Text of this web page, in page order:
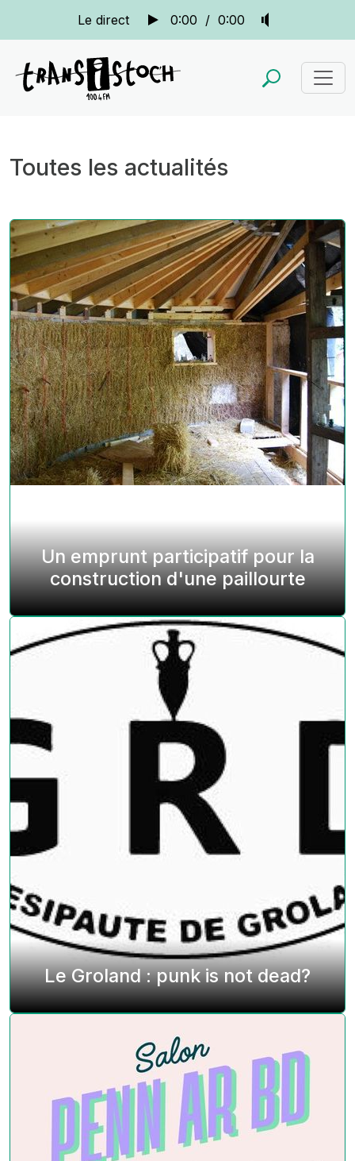
Le direct 0:00 / 0:00
Toutes les actualités
Un emprunt participatif pour la
construction d'une paillourte
Le Groland : punk is not dead?